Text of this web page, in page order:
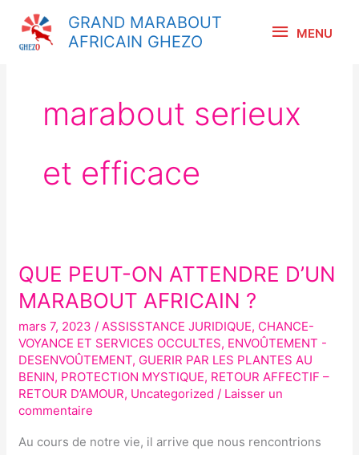
contenu
GRAND MARABOUT
AFRICAIN GHEZO
MENU
marabout serieux
et efficace
QUE PEUT-ON ATTENDRE D’UN
MARABOUT AFRICAIN ?
mars 7, 2023 / ASSISSTANCE JURIDIQUE, CHANCE-
VOYANCE ET SERVICES OCCULTES, ENVOÛTEMENT -
DESENVOÛTEMENT, GUERIR PAR LES PLANTES AU
BENIN, PROTECTION MYSTIQUE, RETOUR AFFECTIF –
RETOUR D’AMOUR, Uncategorized / Laisser un
commentaire
Au cours de notre vie, il arrive que nous rencontrions
QUE
PEUT-
ATTENDRE
D’UN
MARABOUT
AFRICAIN ?